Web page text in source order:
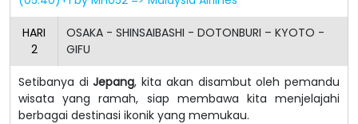
HARI
2
OSAKA - SHINSAIBASHI - DOTONBURI – KYOTO -
GIFU
Setibanya diJepang, kita akan disambut oleh pemandu
wisata yang ramah, siap membawa kita menjelajahi
berbagai destinasi ikonik yang memukau.